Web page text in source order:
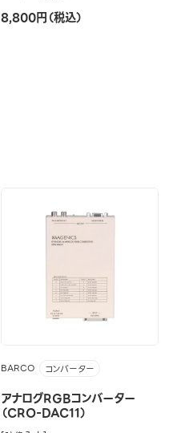
8,800円（税込）
BARCO コンバーター
アナログRGBコンバーター
（CRO-DAC11）